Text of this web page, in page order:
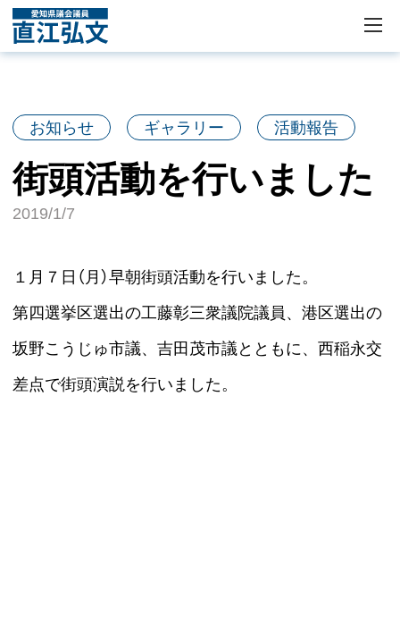
お知らせ ギャラリー 活動報告
街頭活動を行いました
2019/1/7
１月７日（月）早朝街頭活動を行いました。
第四選挙区選出の工藤彰三衆議院議員、港区選出の
坂野こうじゅ市議、吉田茂市議とともに、西稲永交
差点で街頭演説を行いました。